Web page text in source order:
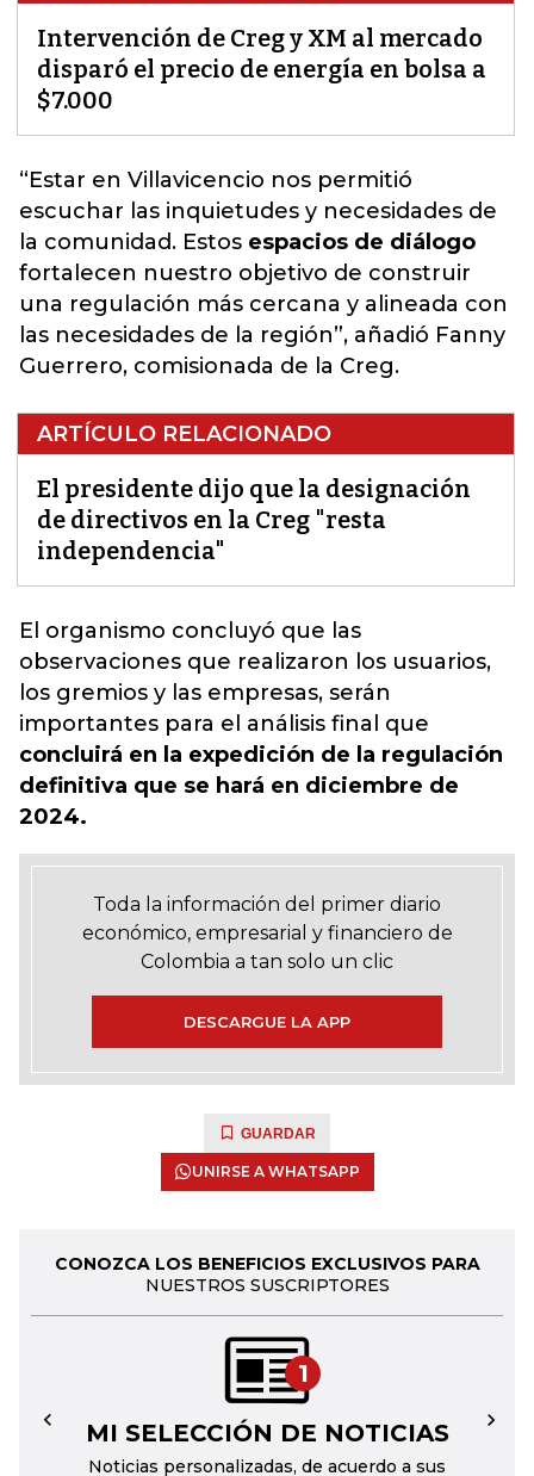
Intervención de Creg y XM al mercado
disparó el precio de energía en bolsa a
$7.000
“Estar en Villavicencio nos permitió
escuchar las inquietudes y necesidades de
la comunidad. Estos espacios de diálogo
fortalecen nuestro objetivo de construir
una regulación más cercana y alineada con
las necesidades de la región”, añadió Fanny
Guerrero, comisionada de la Creg.
ARTÍCULO RELACIONADO
El presidente dijo que la designación
de directivos en la Creg "resta
independencia"
El organismo concluyó que las
observaciones que realizaron los usuarios,
los gremios y las empresas, serán
importantes para el análisis final que
concluirá en la expedición de la regulación
definitiva que se hará en diciembre de
2024.
Toda la información del primer diario
económico, empresarial y financiero de
Colombia a tan solo un clic
DESCARGUE LA APP
GUARDAR
UNIRSE A WHATSAPP
CONOZCA LOS BENEFICIOS EXCLUSIVOS PARA
NUESTROS SUSCRIPTORES
1
MI SELECCIÓN DE NOTICIAS
Noticias personalizadas, de acuerdo a sus
← →